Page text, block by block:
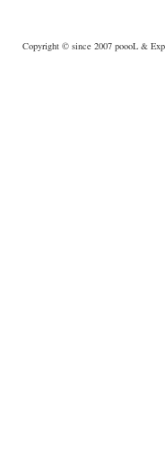
Copyright © since 2007 poooL &